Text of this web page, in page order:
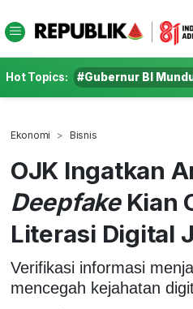
Hot Topics: #Gubernur BI
Ekonomi Bisnis
OJK Ingatkan
DeepfakeKian
Literasi Digital
Verifikasi informasi
mencegah kejahatan